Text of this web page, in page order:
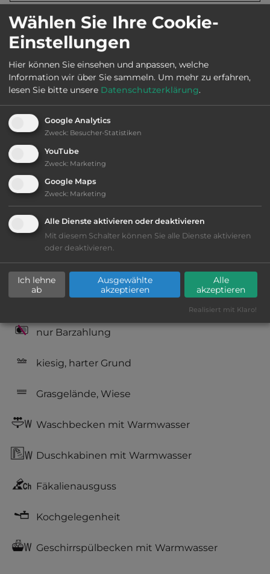
Öffnungszeiten: 17.3. bis 14.9.
Ausstattung:
Platzeinrichtung: ausreichend
Geräuschkulisse: überwiegend ruhig
Hygiene: befriedigend
Service: mittelmäßig, das Wichtigste ist
nur Barzahlung
kiesig, harter Grund
Grasgelände, Wiese
Waschbecken mit Warmwasser
Duschkabinen mit Warmwasser
Fäkalienausguss
Kochgelegenheit
Geschirrspülbecken mit Warmwasser
Wählen Sie Ihre Cookie-
Einstellungen
Hier können Sie einsehen und anpassen, welche
Information wir über Sie sammeln. Um mehr zu erfahren,
lesen Sie bitte unsere Datenschutzerklärung.
Google Analytics
Zweck: Besucher-Statistiken
YouTube
Zweck: Marketing
Google Maps
Zweck: Marketing
Alle Dienste aktivieren oder deaktivieren
Mit diesem Schalter können Sie alle Dienste aktivieren
oder deaktivieren.
Ich lehne
ab
Ausgewählte
akzeptieren
Alle
akzeptieren
Realisiert mit Klaro!